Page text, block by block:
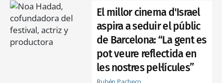
El millor cinema d'Israel
aspira a seduir el públic
de Barcelona: “La gent es
pot veure reflectida en
les nostres pel·lícules”